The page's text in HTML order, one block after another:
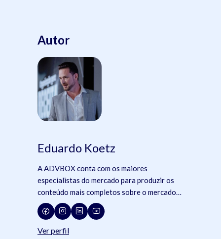
Autor
Eduardo Koetz
A ADVBOX conta com os maiores
especialistas do mercado para produzir os
conteúdo mais completos sobre o mercado
jurídico, tecnologia e advocacia.
Ver perfil